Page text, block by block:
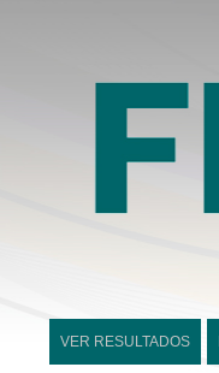
VER RESULTADOS